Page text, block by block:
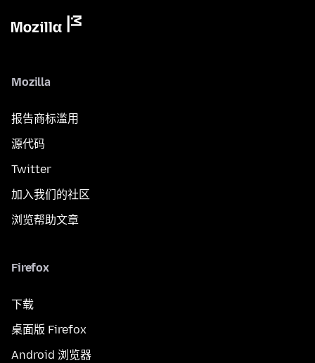
Mozilla
报告商标滥用
源代码
Twitter
加入我们的社区
浏览帮助文章
Firefox
下载
桌面版 Firefox
Android 浏览器